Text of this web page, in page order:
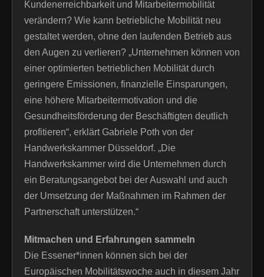
Kundenerreichbarkeit und Mitarbeitermobilität
verändern? Wie kann betriebliche Mobilität neu
gestaltet werden, ohne den laufenden Betrieb aus
den Augen zu verlieren? „Unternehmen können von
einer optimierten betrieblichen Mobilität durch
geringere Emissionen, finanzielle Einsparungen,
eine höhere Mitarbeitermotivation und die
Gesundheitsförderung der Beschäftigten deutlich
profitieren“, erklärt Gabriele Poth von der
Handwerkskammer Düsseldorf. „Die
Handwerkskammer wird die Unternehmen durch
ein Beratungsangebot bei der Auswahl und auch
der Umsetzung der Maßnahmen im Rahmen der
Partnerschaft unterstützen.“
Mitmachen und Erfahrungen sammeln
Die Essener*innen können sich bei der
Europäischen Mobilitätswoche auch in diesem Jahr